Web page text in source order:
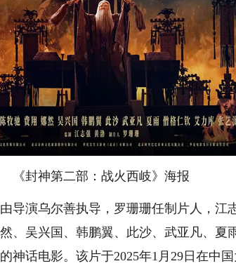
《封神第二部：战火西岐》海报
演乌尔善执导，罗珊珊任制片人，江
、吴兴国、韩鹏翼、此沙、武亚凡、夏
神话电影。该片于2025年1月29日在中国